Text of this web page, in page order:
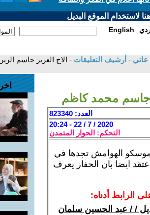
لاستخدام الموقع البديل
English
عاتي - أرشيف التعليقات - الاخ العزيز جاسم
- جاسم محمد كاظم
العدد: 823340
2020 / 7 / 22 - 20:24
التحكم: الحوار المتمدن
موسكو الهوامش تجدها في
ايضا بان الحفار يعرف
الرابط أدناه:
/ / عبد الحسين سلمان